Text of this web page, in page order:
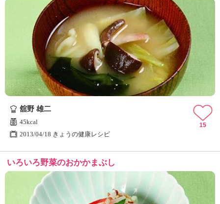
舘野 雄二
45kcal
2013/04/18 きょうの健康レシピ
15
いろいろ野菜のおかかまぶし